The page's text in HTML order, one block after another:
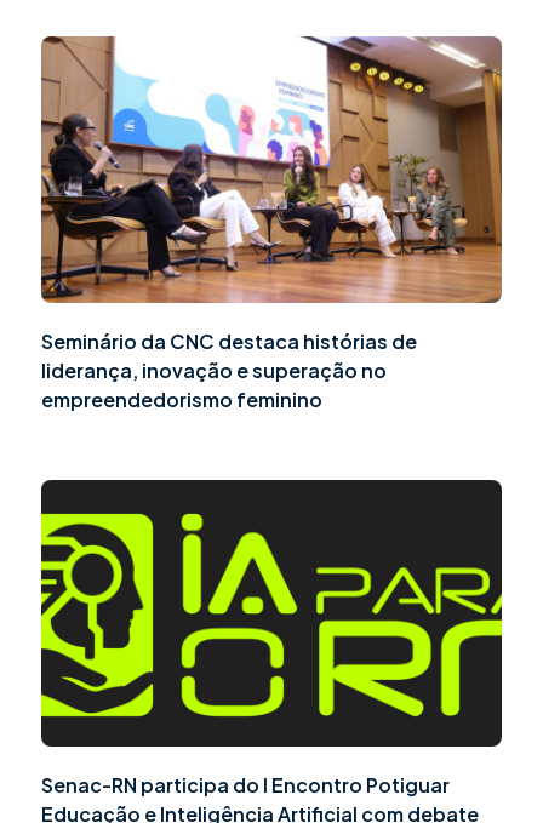
Seminário da CNC destaca histórias de
liderança, inovação e superação no
empreendedorismo feminino
Senac-RN participa do I Encontro Potiguar
Educação e Inteligência Artificial com debate